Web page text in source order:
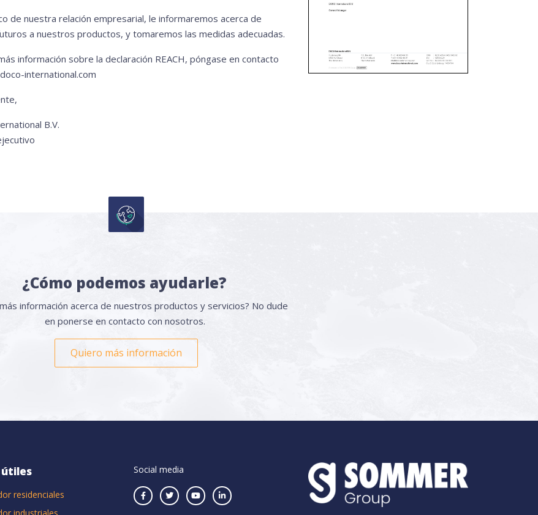
de nuestra relación empresarial, le informaremos acerca de
a nuestros productos, y tomaremos las medidas adecuadas.
información sobre la declaración REACH, póngase en contacto
international.com
B.V.
¿Cómo podemos ayudarle?
información acerca de nuestros productos y servicios? No dude
en ponerse en contacto con nosotros.
Quiero más información
útiles
residenciales
Social media